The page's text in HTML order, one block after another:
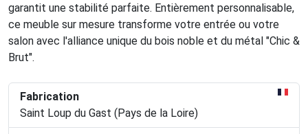
garantit une stabilité parfaite. Entièrement personnalisable,
ce meuble sur mesure transforme votre entrée ou votre
salon avec l'alliance unique du bois noble et du métal "Chic &
Brut".
Fabrication
Saint Loup du Gast (Pays de la Loire)